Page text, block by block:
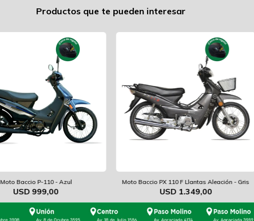
Productos que te pueden interesar
Moto Baccio P-110 - Azul
USD 999,00
Moto Baccio PX 110 F Llantas Aleación - Gris
USD 1.349,00